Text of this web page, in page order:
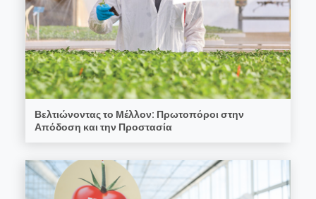
Βελτιώνοντας το Μέλλον: Πρωτοπόροι στην
Απόδοση και την Προστασία